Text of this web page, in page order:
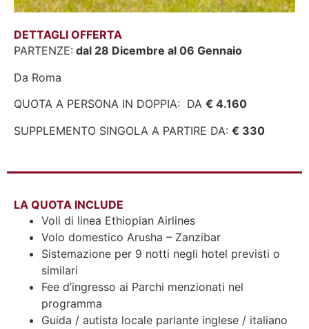
DETTAGLI OFFERTA
PARTENZE: dal 28 Dicembre al 06 Gennaio
Da Roma
QUOTA A PERSONA IN DOPPIA: DA € 4.160
SUPPLEMENTO SINGOLA A PARTIRE DA: € 330
LA QUOTA INCLUDE
Voli di linea Ethiopian Airlines
Volo domestico Arusha – Zanzibar
Sistemazione per 9 notti negli hotel previsti o
similari
Fee d’ingresso ai Parchi menzionati nel
programma
Guida / autista locale parlante inglese / italiano